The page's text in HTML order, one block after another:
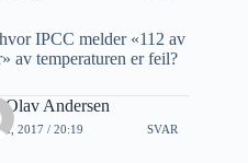
IPCC melder «112 av
av temperaturen er feil?
Olav Andersen
2017 / 20:19 SVAR